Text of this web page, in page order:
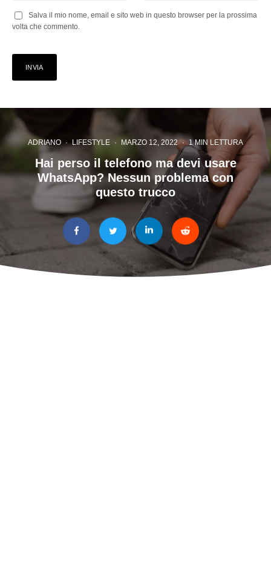
Salva il mio nome, email e sito web in questo browser per la prossima
volta che commento.
ADRIANO · LIFESTYLE · MARZO 12, 2022 · 1 MIN LETTURA
Hai perso il telefono ma devi usare
WhatsApp? Nessun problema con
questo trucco